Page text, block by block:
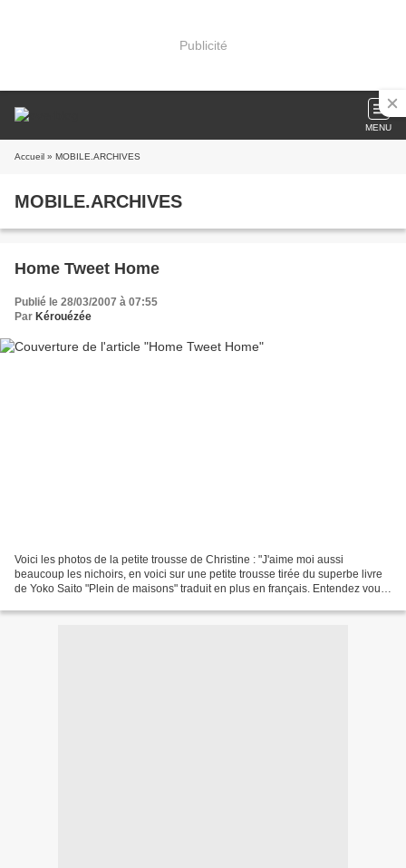
Publicité
MENU
Accueil » MOBILE.ARCHIVES
MOBILE.ARCHIVES
Home Tweet Home
Publié le 28/03/2007 à 07:55
Par Kérouézée
Voici les photos de la petite trousse de Christine : "J'aime moi aussi
beaucoup les nichoirs, en voici sur une petite trousse tirée du superbe livre
de Yoko Saito "Plein de maisons" traduit en plus en français. Entendez vous